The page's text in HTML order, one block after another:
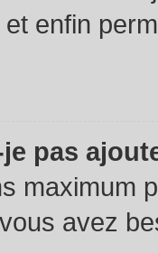
enfin
pas
maximum
avez